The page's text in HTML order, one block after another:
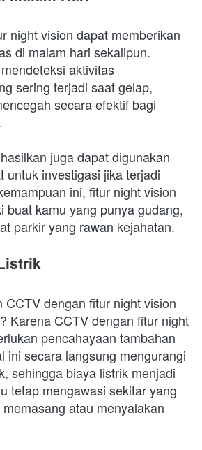
night vision dapat memberikan
di malam hari sekalipun.
aktivitas
sering terjadi saat gelap,
secara efektif bagi
juga dapat digunakan
untuk investigasi jika terjadi
ini, fitur night vision
buat kamu yang punya gudang,
parkir yang rawan kejahatan.
CCTV dengan fitur night vision
Karena CCTV dengan fitur night
pencahayaan tambahan
ini secara langsung mengurangi
sehingga biaya listrik menjadi
tetap mengawasi sekitar yang
atau menyalakan